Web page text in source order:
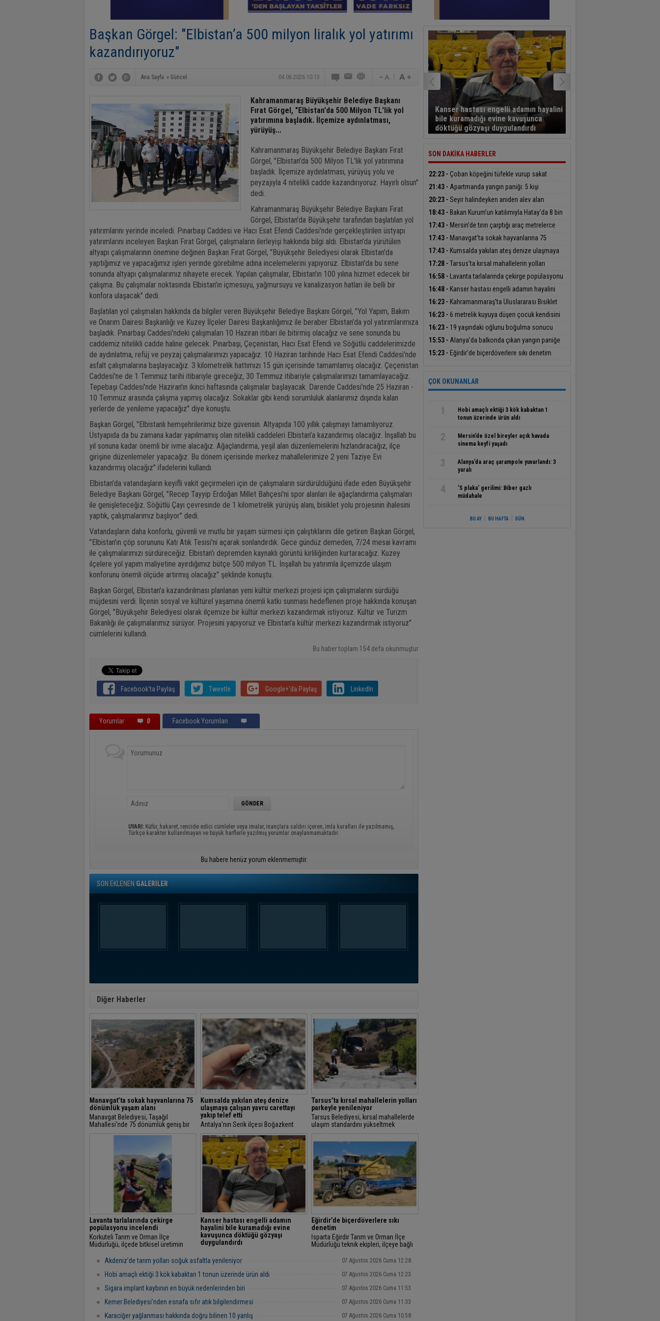
Başkan Görgel: "Elbistan’a 500 milyon liralık yol yatırımı
kazandırıyoruz"
Ana Sayfa » Güncel 04.06.2026 10:13
Kahramanmaraş Büyükşehir Belediye Başkanı
Fırat Görgel, "Elbistan'da 500 Milyon TL'lik yol
yatırımına başladık. İlçemize aydınlatması,
yürüyüş...
Kahramanmaraş Büyükşehir Belediye Başkanı Fırat
Görgel, "Elbistan'da 500 Milyon TL'lik yol yatırımına
başladık. İlçemize aydınlatması, yürüyüş yolu ve
peyzajıyla 4 nitelikli cadde kazandırıyoruz. Hayırlı olsun"
dedi.
Kahramanmaraş Büyükşehir Belediye Başkanı Fırat
Görgel, Elbistan'da Büyükşehir tarafından başlatılan yol
yatırımlarını yerinde inceledi. Pınarbaşı Caddesi ve Hacı Esat Efendi Caddesi'nde gerçekleştirilen üstyapı
yatırımlarını inceleyen Başkan Fırat Görgel, çalışmaların ilerleyişi hakkında bilgi aldı. Elbistan'da yürütülen
altyapı çalışmalarının önemine değinen Başkan Fırat Görgel, "Büyükşehir Belediyesi olarak Elbistan'da
yaptığımız ve yapacağımız işleri yerinde görebilme adına incelemelerini yapıyoruz. Elbistan'da bu sene
sonunda altyapı çalışmalarımız nihayete erecek. Yapılan çalışmalar, Elbistan'ın 100 yılına hizmet edecek bir
çalışma. Bu çalışmalar noktasında Elbistan'ın içmesuyu, yağmursuyu ve kanalizasyon hatları ile belli bir
konfora ulaşacak" dedi.
Başlatılan yol çalışmaları hakkında da bilgiler veren Büyükşehir Belediye Başkanı Görgel, "Yol Yapım, Bakım
ve Onarım Dairesi Başkanlığı ve Kuzey İlçeler Dairesi Başkanlığımız ile beraber Elbistan'da yol yatırımlarımıza
başladık. Pınarbaşı Caddesi'ndeki çalışmaları 10 Haziran itibari ile bitirmiş olacağız ve sene sonunda bu
caddemiz nitelikli cadde haline gelecek. Pınarbaşı, Çeçenistan, Hacı Esat Efendi ve Söğütlü caddelerimizde
de aydınlatma, refüj ve peyzaj çalışmalarımızı yapacağız. 10 Haziran tarihinde Hacı Esat Efendi Caddesi'nde
asfalt çalışmalarına başlayacağız. 3 kilometrelik hattımızı 15 gün içerisinde tamamlamış olacağız. Çeçenistan
Caddesi'ne de 1 Temmuz tarihi itibariyle gireceğiz, 30 Temmuz itibariyle çalışmalarımızı tamamlayacağız.
Tepebaşı Caddesi'nde Haziran'ın ikinci haftasında çalışmalar başlayacak. Darende Caddesi'nde 25 Haziran -
10 Temmuz arasında çalışma yapmış olacağız. Sokaklar gibi kendi sorumluluk alanlarımız dışında kalan
yerlerde de yenileme yapacağız" diye konuştu.
Başkan Görgel, "Elbistanlı hemşehrilerimiz bize güvensin. Altyapıda 100 yıllık çalışmayı tamamlıyoruz.
Üstyapıda da bu zamana kadar yapılmamış olan nitelikli caddeleri Elbistan'a kazandırmış olacağız. İnşallah bu
yıl sonuna kadar önemli bir ivme alacağız. Ağaçlandırma, yeşil alan düzenlemelerini hızlandıracağız, ilçe
girişine düzenlemeler yapacağız. Bu dönem içerisinde merkez mahallelerimize 2 yeni Taziye Evi
kazandırmış olacağız" ifadelerini kullandı.
Elbistan'da vatandaşların keyifli vakit geçirmeleri için de çalışmaların sürdürüldüğünü ifade eden Büyükşehir
Belediye Başkanı Görgel, "Recep Tayyip Erdoğan Millet Bahçesi'ni spor alanları ile ağaçlandırma çalışmaları
ile genişleteceğiz. Söğütlü Çayı çevresinde de 1 kilometrelik yürüyüş alanı, bisiklet yolu projesinin ihalesini
yaptık, çalışmalarımız başlıyor" dedi.
Vatandaşların daha konforlu, güvenli ve mutlu bir yaşam sürmesi için çalıştıklarını dile getiren Başkan Görgel,
"Elbistan'ın çöp sorununu Katı Atık Tesisi'ni açarak sonlandırdık. Gece gündüz demeden, 7/24 mesai kavramı
ile çalışmalarımızı sürdüreceğiz. Elbistan'ı depremden kaynaklı görüntü kirliliğinden kurtaracağız. Kuzey
ilçelere yol yapım maliyetine ayırdığımız bütçe 500 milyon TL. İnşallah bu yatırımla ilçemizde ulaşım
konforunu önemli ölçüde artırmış olacağız" şeklinde konuştu.
Başkan Görgel, Elbistan'a kazandırılması planlanan yeni kültür merkezi projesi için çalışmalarını sürdüğü
müjdesini verdi. İlçenin sosyal ve kültürel yaşamına önemli katkı sunması hedeflenen proje hakkında konuşan
Görgel, "Büyükşehir Belediyesi olarak ilçemize bir kültür merkezi kazandırmak istiyoruz. Kültür ve Turizm
Bakanlığı ile çalışmalarımız sürüyor. Projesini yapıyoruz ve Elbistan'a kültür merkezi kazandırmak istiyoruz"
cümlelerini kullandı.
Bu haber toplam 154 defa okunmuştur
Facebook'ta Paylaş Tweetle Google+'da Paylaş LinkedIn
Yorumlar 0 Facebook Yorumları
UYARI: Küfür, hakaret, rencide edici cümleler veya imalar, inançlara saldırı içeren, imla kuralları ile yazılmamış,
Türkçe karakter kullanılmayan ve büyük harflerle yazılmış yorumlar onaylanmamaktadır.
Bu habere henüz yorum eklenmemiştir.
SON EKLENEN GALERİLER
Diğer Haberler
Manavgat’ta sokak hayvanlarına 75
dönümlük yaşam alanı
Manavgat Belediyesi, Taşağıl
Mahallesi'nde 75 dönümlük geniş bir
alanda Sokak Hayvanları Doğal Yaşam
Kumsalda yakılan ateş denize
ulaşmaya çalışan yavru carettayı
yakıp telef etti
Antalya'nın Serik ilçesi Boğazkent
Sahili'nde nesli tehlike altındaki caretta
carettaların yuvalama alanında
balıkçılar ya da kumsalda mangal
yapanlar tarafından...
Tarsus’ta kırsal mahallelerin yolları
parkeyle yenileniyor
Tarsus Belediyesi, kırsal mahallelerde
ulaşım standardını yükseltmek
amacıyla 28 mahallede toplam 80 bin
Lavanta tarlalarında çekirge
popülasyonu incelendi
Korkuteli Tarım ve Orman İlçe
Müdürlüğü, ilçede bitkisel üretimin
çalışmalarını sürdürüyor.
Kanser hastası engelli adamın
hayalini bile kuramadığı evine
kavuşunca döktüğü gözyaşı
duygulandırdı
kapsamında ev hayali gerçek olan
kanser hastası engelli Fuat Torun'un
gözyaşı içerisinde, "Çok kötü günlerim
Eğirdir’de biçerdöverlere sıkı
denetim
Isparta Eğirdir Tarım ve Orman İlçe
Müdürlüğü teknik ekipleri, ilçeye bağlı
ettiği alanlarda görev yapan
biçerdöverleri...
Akdeniz’de tarım yolları soğuk asfaltla yenileniyor 07 Ağustos 2026 Cuma 12:28
Hobi amaçlı ektiği 3 kök kabaktan 1 tonun üzerinde ürün aldı 07 Ağustos 2026 Cuma 12:23
Sigara implant kaybının en büyük nedenlerinden biri 07 Ağustos 2026 Cuma 11:53
Kemer Belediyesi’nden esnafa sıfır atık bilgilendirmesi 07 Ağustos 2026 Cuma 11:33
Karaciğer yağlanması hakkında doğru bilinen 10 yanlış 07 Ağustos 2026 Cuma 10:58
Kanser hastası engelli adamın hayalini
bile kuramadığı evine kavuşunca
döktüğü gözyaşı duygulandırdı
SON DAKİKA HABERLER
22:23 - Çoban köpeğini tüfekle vurup sakat
bıraktılar
21:43 - Apartmanda yangın paniği: 5 kişi
dumandan etkilendi
20:23 - Seyir halindeyken aniden alev alan
otomobildeki 4 kişi yaralandı
18:43 - Bakan Kurum’un katılımıyla Hatay’da 8 bin
500 hak sahibinin konutu belirlendi
17:43 - Mersin’de tırın çarptığı araç metrelerce
sürüklendi
17:43 - Manavgat’ta sokak hayvanlarına 75
dönümlük yaşam alanı
17:43 - Kumsalda yakılan ateş denize ulaşmaya
çalışan yavru carettayı yakıp telef etti
17:28 - Tarsus’ta kırsal mahallelerin yolları
parkeyle yenileniyor
16:58 -
Lavanta tarlalarında çekirge popülasyonu
incelendi
16:48 - Kanser hastası engelli adamın hayalini
bile kuramadığı evine kavuşunca döktüğü gözyaşı
duygulandırdı
16:23 - Kahramanmaraş’ta Uluslararası Bisiklet
Turnuvası tamamlandı
16:23 - 6 metrelik kuyuya düşen çocuk kendisini
kurtaran kahramanıyla buluştu
16:23 - 19 yaşındaki oğlunu boğulma sonucu
kaybeden acılı babanın feryadı yürekleri dağladı
15:53 - Alanya’da balkonda çıkan yangın paniğe
neden oldu
15:23 - Eğirdir’de biçerdöverlere sıkı denetim
ÇOK OKUNANLAR
1
Hobi amaçlı ektiği 3 kök kabaktan 1
tonun üzerinde ürün aldı
2
Mersin’de özel bireyler açık havada
sinema keyfi yaşadı
3
Alanya’da araç şarampole yuvarlandı: 3
yaralı
4
’S plaka’ gerilimi: Biber gazlı
müdahale
BU AY BU HAFTA DÜN